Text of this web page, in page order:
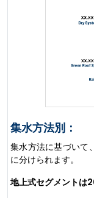
集水方法別：
集水方法に基づいて
に分けられます。
地上式セグメントは